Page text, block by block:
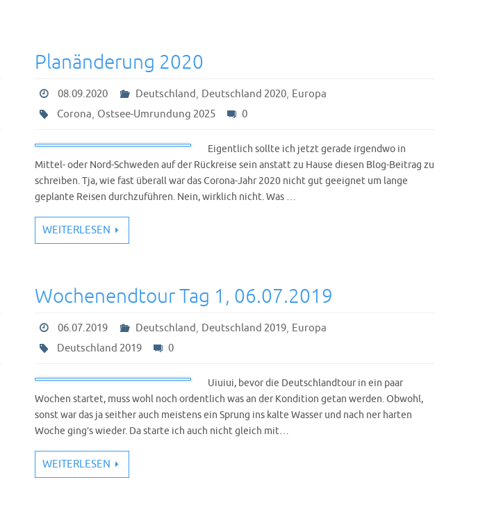
Planänderung 2020
08.09.2020 Deutschland, Deutschland 2020, Europa
Corona, Ostsee-Umrundung 2025 0
Eigentlich sollte ich jetzt gerade irgendwo in
Mittel- oder Nord-Schweden auf der Rückreise sein anstatt zu Hause diesen Blog-Beitrag zu
schreiben. Tja, wie fast überall war das Corona-Jahr 2020 nicht gut geeignet um lange
geplante Reisen durchzuführen. Nein, wirklich nicht. Was …
WEITERLESEN
Wochenendtour Tag 1, 06.07.2019
06.07.2019 Deutschland, Deutschland 2019, Europa
Deutschland 2019
0
Uiuiui, bevor die Deutschlandtour in ein paar
Wochen startet, muss wohl noch ordentlich was an der Kondition getan werden. Obwohl,
sonst war das ja seither auch meistens ein Sprung ins kalte Wasser und nach ner harten
Woche ging’s wieder. Da starte ich auch nicht gleich mit…
WEITERLESEN